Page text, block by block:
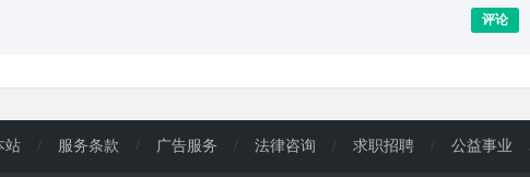
评论
站 / 服务条款 / 广告服务 / 法律咨询 / 求职招聘 / 公益事业